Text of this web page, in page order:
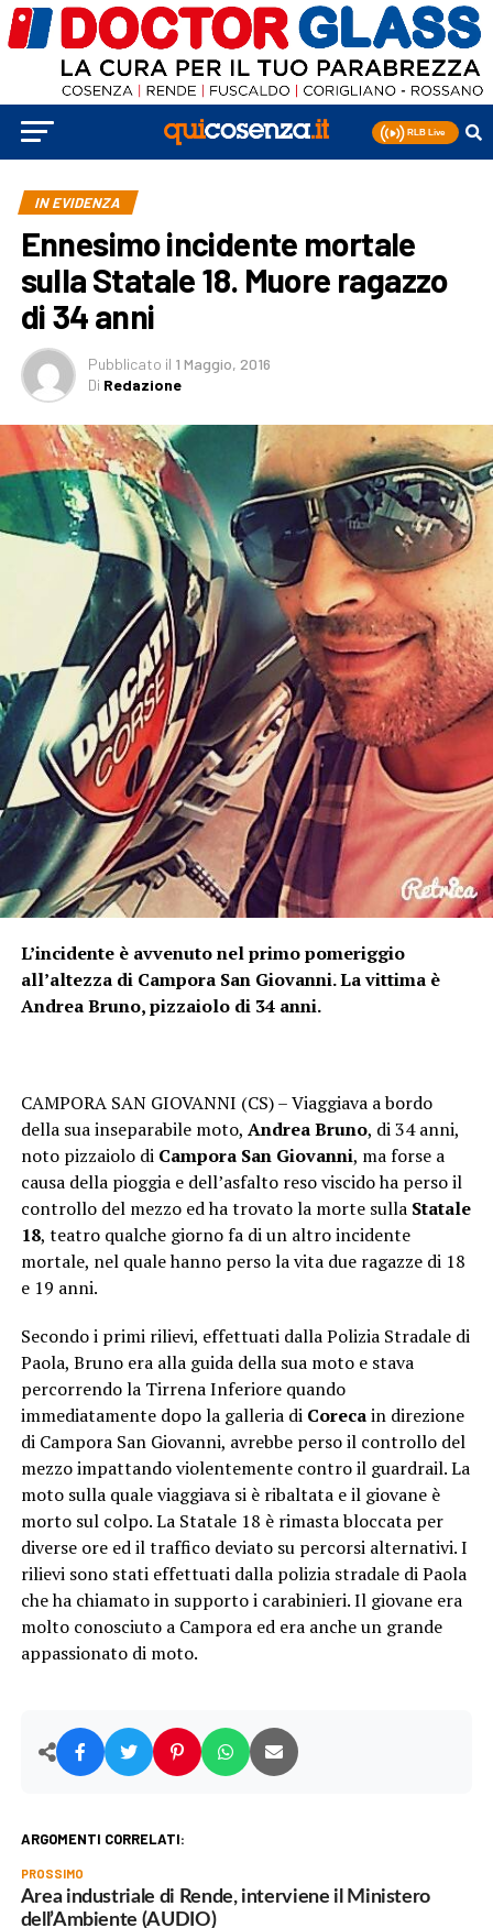
IN EVIDENZA
Ennesimo incidente mortale
sulla Statale 18. Muore ragazzo
di 34 anni
Pubblicato il 1 Maggio, 2016
Di Redazione
L’incidente è avvenuto nel primo pomeriggio
all’altezza di Campora San Giovanni. La vittima è
Andrea Bruno, pizzaiolo di 34 anni.
CAMPORA SAN GIOVANNI (CS) – Viaggiava a bordo
della sua inseparabile moto, Andrea Bruno, di 34 anni,
noto pizzaiolo di Campora San Giovanni, ma forse a
causa della pioggia e dell’asfalto reso viscido ha perso il
controllo del mezzo ed ha trovato la morte sullaStatale
18, teatro qualche giorno fa di un altro incidente
mortale, nel quale hanno perso la vita due ragazze di 18
e 19 anni.
Secondo i primi rilievi, effettuati dalla Polizia Stradale di
Paola, Bruno era alla guida della sua moto e stava
percorrendo la Tirrena Inferiore quando
immediatamente dopo la galleria diCorecain direzione
di Campora San Giovanni, avrebbe perso il controllo del
mezzo impattando violentemente contro il guardrail. La
moto sulla quale viaggiava si è ribaltata e il giovane è
morto sul colpo. La Statale 18 è rimasta bloccata per
diverse ore ed il traffico deviato su percorsi alternativi. I
rilievi sono stati effettuati dalla polizia stradale di Paola
che ha chiamato in supporto i carabinieri. Il giovane era
molto conosciuto a Campora ed era anche un grande
appassionato di moto.
ARGOMENTI CORRELATI:
PROSSIMO
Area industriale di Rende, interviene il Ministero
dell’Ambiente (AUDIO)